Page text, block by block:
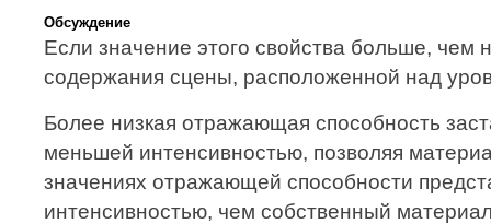
Обсуждение
Если значение этого свойства больше, чем
содержания сцены, расположенной над
Более низкая отражающая способность
меньшей интенсивностью, позволяя
значениях отражающей способности
интенсивностью, чем собственный